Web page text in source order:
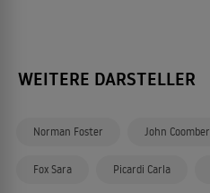
WEITERE DARSTELLER
Norman Foster John Coomber
Fox Sara Picardi Carla